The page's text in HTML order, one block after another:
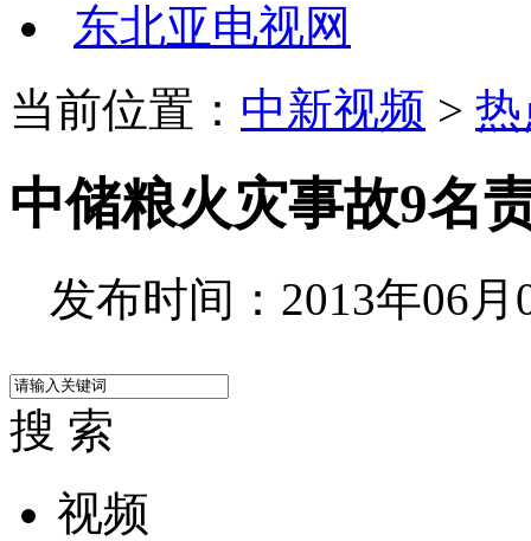
东北亚电视网
当前位置： 中新视频 >
中储粮火灾事故9名
发布时间：2013年06月
搜 索
视频